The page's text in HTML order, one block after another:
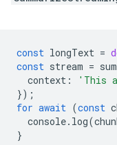
const longText =
const stream =
context :
'This
});
for await (const
console. log(
}